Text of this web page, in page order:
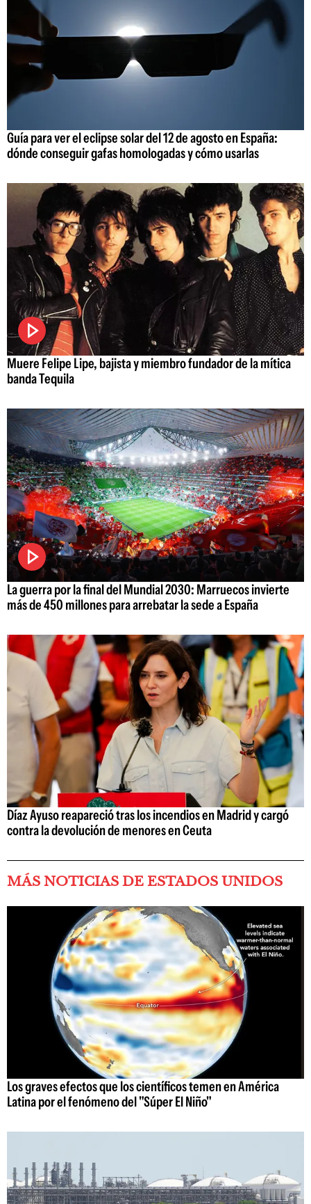
Guía para ver el eclipse solar del 12 de agosto en España:
dónde conseguir gafas homologadas y cómo usarlas
Muere Felipe Lipe, bajista y miembro fundador de la mítica
banda Tequila
La guerra por la final del Mundial 2030: Marruecos invierte
más de 450 millones para arrebatar la sede a España
Díaz Ayuso reapareció tras los incendios en Madrid y cargó
contra la devolución de menores en Ceuta
MÁS NOTICIAS DE ESTADOS UNIDOS
Los graves efectos que los científicos temen en América
Latina por el fenómeno del "Súper El Niño"